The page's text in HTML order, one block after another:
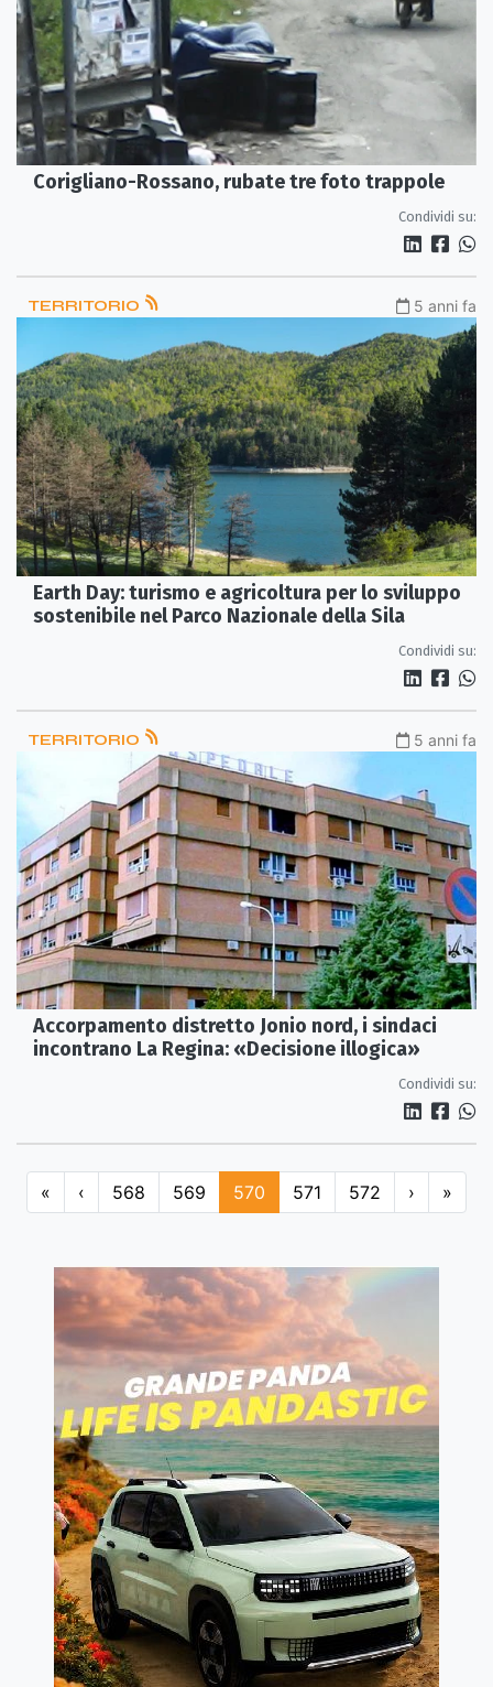
Corigliano-Rossano, rubate tre foto trappole
Condividi su:
TERRITORIO 5 anni fa
Earth Day: turismo e agricoltura per lo sviluppo
sostenibile nel Parco Nazionale della Sila
Condividi su:
TERRITORIO 5 anni fa
Accorpamento distretto Jonio nord, i sindaci
incontrano La Regina: «Decisione illogica»
Condividi su:
« ‹ 568 569 570 571 572 › »